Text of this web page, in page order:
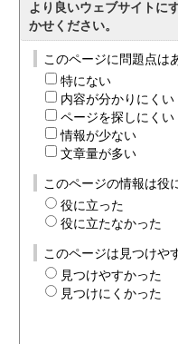
より良いウェブサイトに
かせください。
このページに問題点は
特にない
内容が分かりにくい
ページを探しにくい
情報が少ない
文章量が多い
このページの情報は役
役に立った
役に立たなかった
このページは見つけや
見つけやすかった
見つけにくかった